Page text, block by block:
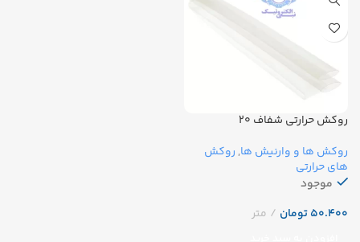
روکش حرارتی شفاف ۲۰
روکش ها و وارنیش ها, روکش
های حرارتی
موجود
تومان